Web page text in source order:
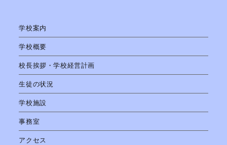
学校案内
学校概要
校長挨拶・学校経営計画
生徒の状況
学校施設
事務室
アクセス